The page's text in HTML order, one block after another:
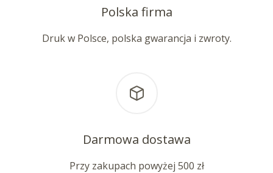
Polska firma
Druk w Polsce, polska gwarancja i zwroty.
Darmowa dostawa
Przy zakupach powyżej 500 zł